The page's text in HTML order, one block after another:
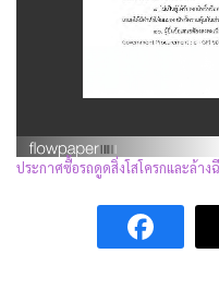
ประกาศซื้อรถดูดสิ่งโสโครกและล้า